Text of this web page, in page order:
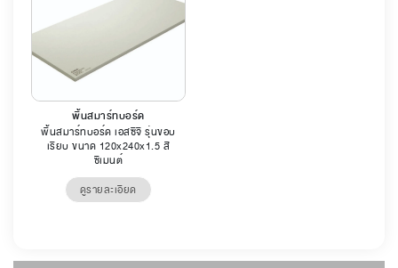
พื้นสมาร์ทบอร์ด
พื้นสมาร์ทบอร์ด เอสซีจี รุ่นขอบ
เรียบ ขนาด 120x240x1.5 สี
ซีเมนต์
ดูรายละเอียด